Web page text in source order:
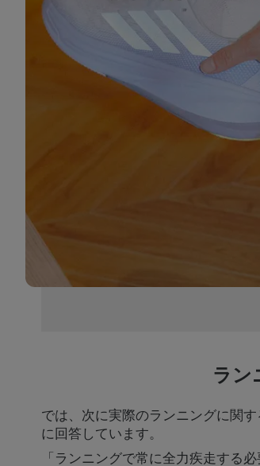
ラン
では、次に実際のランニングに関
に回答しています。
「ランニングで常に全力疾走する